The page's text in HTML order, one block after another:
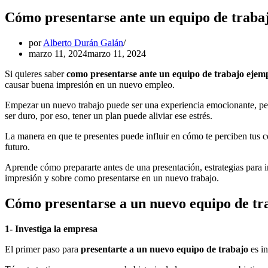
Cómo presentarse ante un equipo de
porAlberto Durán Galán
marzo 11, 2024marzo 11, 2024
Si quieres sabercomo presentarse ante un equipo de trabajo
causar buena impresión en un nuevo empleo.
Empezar un nuevo trabajo puede ser una experiencia emocionante,
ser duro, por eso, tener un plan puede aliviar ese estrés.
La manera en que te presentes puede influir en cómo te perciben tus
futuro.
Aprende cómo prepararte antes de una presentación, estrategias
impresión y sobre como presentarse en un nuevo trabajo.
Cómo presentarse a un nuevo equipo de
1- Investiga la empresa
El primer paso para presentarte a un nuevo equipo de trabajo es